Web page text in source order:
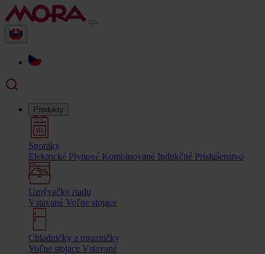
Produkty
Sporáky
Elektrické Plynové Kombinované Indukčné Príslušenstvo
Umývačky riadu
Vstavané Voľne stojace
Chladničky a mrazničky
Voľne stojace Vstavané